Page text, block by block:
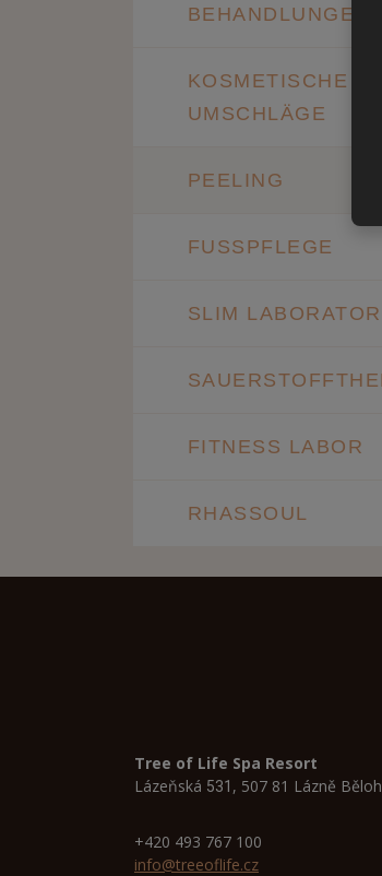
BEHANDLUNGEN
KOSMETISCHE
UMSCHLÄGE
PEELING
FUSSPFLEGE
SLIM
FITNESS LABOR
RHASSOUL
Tree of Life Spa Resort
Lázeňská 531 , 507 81 Lázně
+420 493 767 100
info@treeoflife.cz